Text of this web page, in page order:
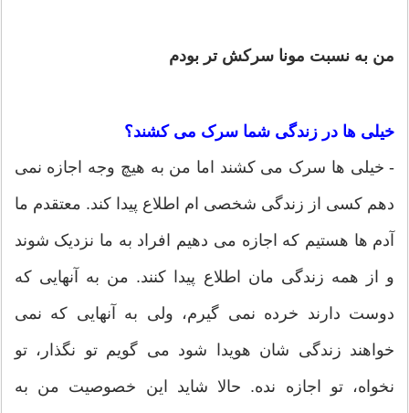
من به نسبت مونا سرکش تر بودم
خیلی ها در زندگی شما سرک می کشند؟
- خیلی ها سرک می کشند اما من به هیچ وجه اجازه نمی
دهم کسی از زندگی شخصی ام اطلاع پیدا کند. معتقدم ما
آدم ها هستیم که اجازه می دهیم افراد به ما نزدیک شوند
و از همه زندگی مان اطلاع پیدا کنند. من به آنهایی که
دوست دارند خرده نمی گیرم، ولی به آنهایی که نمی
خواهند زندگی شان هویدا شود می گویم تو نگذار، تو
نخواه، تو اجازه نده. حالا شاید این خصوصیت من به